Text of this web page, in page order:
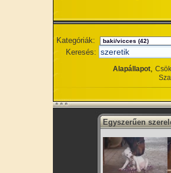
Kategóriák:
Keresés:
Alapállapot,
Egyszerűen